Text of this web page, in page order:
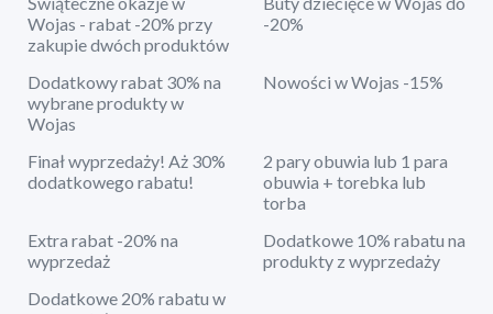
Wojas - rabat -20% przy
zakupie dwóch produktów
-20%
Dodatkowy rabat 30% na
wybrane produkty w
Wojas
Nowości w Wojas -15%
Finał wyprzedaży! Aż 30%
dodatkowego rabatu!
2 pary obuwia lub 1 para
obuwia + torebka lub
torba
Extra rabat -20% na
wyprzedaż
Dodatkowe 10% rabatu na
produkty z wyprzedaży
Dodatkowe 20% rabatu w